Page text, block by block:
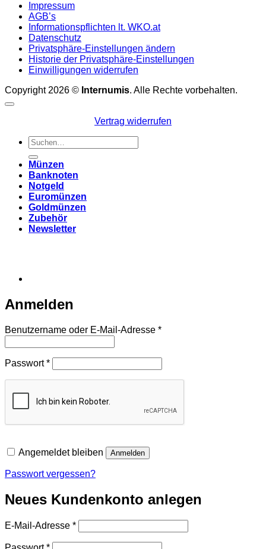
Impressum
AGB’s
Informationspflichten lt. WKO.at
Datenschutz
Privatsphäre-Einstellungen ändern
Historie der Privatsphäre-Einstellungen
Einwilligungen widerrufen
Copyright 2026 © Internumis. Alle Rechte vorbehalten.
Vertrag widerrufen
Suchen
nach:
Münzen
Banknoten
Notgeld
Euromünzen
Goldmünzen
Zubehör
Newsletter
Anmelden
Benutzername oder E-Mail-Adresse *Erforderlich
Passwort*Erforderlich
Angemeldet bleiben Anmelden
Passwort vergessen?
Neues Kundenkonto anlegen
E-Mail-Adresse *Erforderlich
Erforderlich